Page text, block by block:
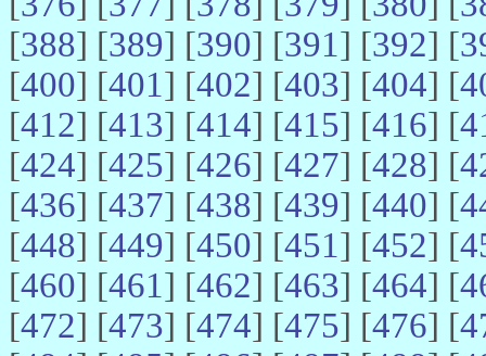
[388] [389] [390] [391] [392] [
[400] [401] [402] [403] [404] [
[412] [413] [414] [415] [416] [
[424] [425] [426] [427] [428] [
[436] [437] [438] [439] [440] [
[448] [449] [450] [451] [452] [
[460] [461] [462] [463] [464] [
[472] [473] [474] [475] [476] [